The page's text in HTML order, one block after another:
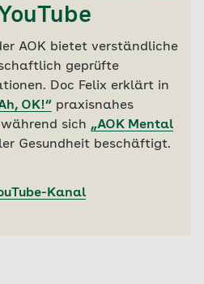
AOK bietet verständliche
geprüfte
Doc Felix erklärt in
OK!“ praxisnahes
sich „AOK Mental
Gesundheit beschäftigt.
Kanal